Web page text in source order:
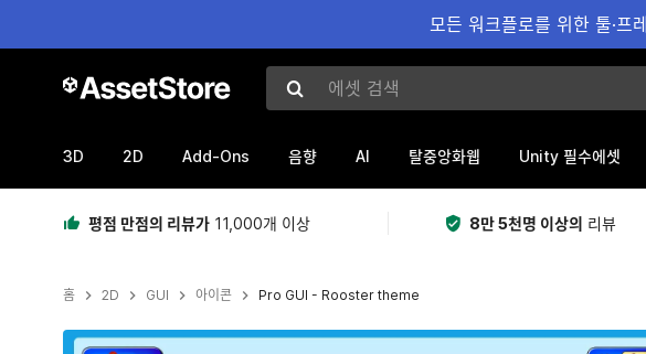
모든 워크플로를 위한 툴·
에셋 검색
3D 2D Add-Ons 음향 AI 탈중앙화웹 Unity 필수에셋
평점 만점의 리뷰가 11,000개 이상 8만 5천명 이상의 리뷰
홈 2D GUI 아이콘 Pro GUI - Rooster theme
현재 슬라이드: 1 / 4